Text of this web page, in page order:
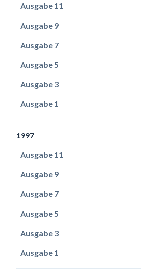
Ausgabe 11
Ausgabe 9
Ausgabe 7
Ausgabe 5
Ausgabe 3
Ausgabe 1
1997
Ausgabe 11
Ausgabe 9
Ausgabe 7
Ausgabe 5
Ausgabe 3
Ausgabe 1